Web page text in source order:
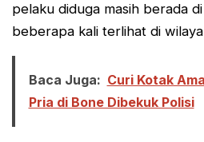
pelaku diduga masih berada
beberapa kali terlihat di
Baca Juga: Curi Kotak
Pria di Bone Dibekuk Polisi